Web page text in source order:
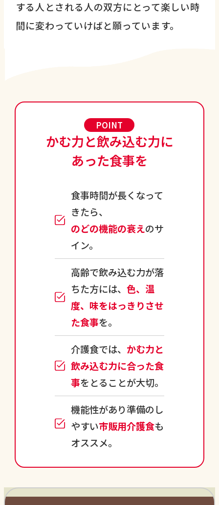
する人とされる人の双方にとって楽しい時
間に変わっていけばと願っています。
POINT
かむ力と飲み込む力に
あった食事を
食事時間が長くなって
きたら、
のどの機能の衰えのサ
イン。
高齢で飲み込む力が落
ちた方には、色、温
度、味をはっきりさせ
た食事を。
介護食では、 かむ力と
飲み込む力に合った食
事をとることが大切。
機能性があり準備のし
やすい市販用介護食も
オススメ。